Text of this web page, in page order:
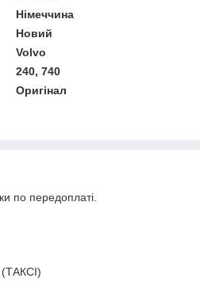
Німеччина
Новий
Volvo
240, 740
Оригінал
по передоплаті.
(ТАКСІ)